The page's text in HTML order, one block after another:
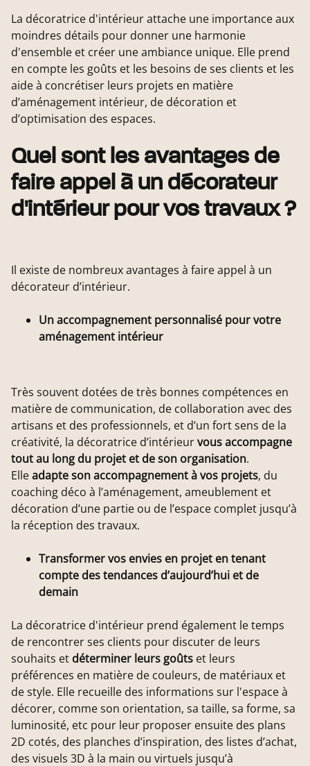
La décoratrice d'intérieur attache une importance aux
moindres détails pour donner une harmonie
d'ensemble et créer une ambiance unique. Elle prend
en compte les goûts et les besoins de ses clients et les
aide à concrétiser leurs projets en matière
d’aménagement intérieur, de décoration et
d’optimisation des espaces.
Quel sont les avantages de
faire appel à un décorateur
d'intérieur pour vos travaux ?
Il existe de nombreux avantages à faire appel à un
décorateur d’intérieur.
Un accompagnement personnalisé pour votre
aménagement intérieur
Très souvent dotées de très bonnes compétences en
matière de communication, de collaboration avec des
artisans et des professionnels, et d’un fort sens de la
créativité, la décoratrice d’intérieurvous accompagne
tout au long du projet et de son organisation.
Elleadapte son accompagnement à vos projets, du
coaching déco à l’aménagement, ameublement et
décoration d’une partie ou de l’espace complet jusqu’à
la réception des travaux.
Transformer vos envies en projet en tenant
compte des tendances d’aujourd’hui et de
demain
La décoratrice d'intérieur prend également le temps
de rencontrer ses clients pour discuter de leurs
souhaits et déterminer leurs goûts et leurs
préférences en matière de couleurs, de matériaux et
de style. Elle recueille des informations sur l'espace à
décorer, comme son orientation, sa taille, sa forme, sa
luminosité, etc pour leur proposer ensuite des plans
2D cotés, des planches d’inspiration, des listes d’achat,
des visuels 3D à la main ou virtuels jusqu’à